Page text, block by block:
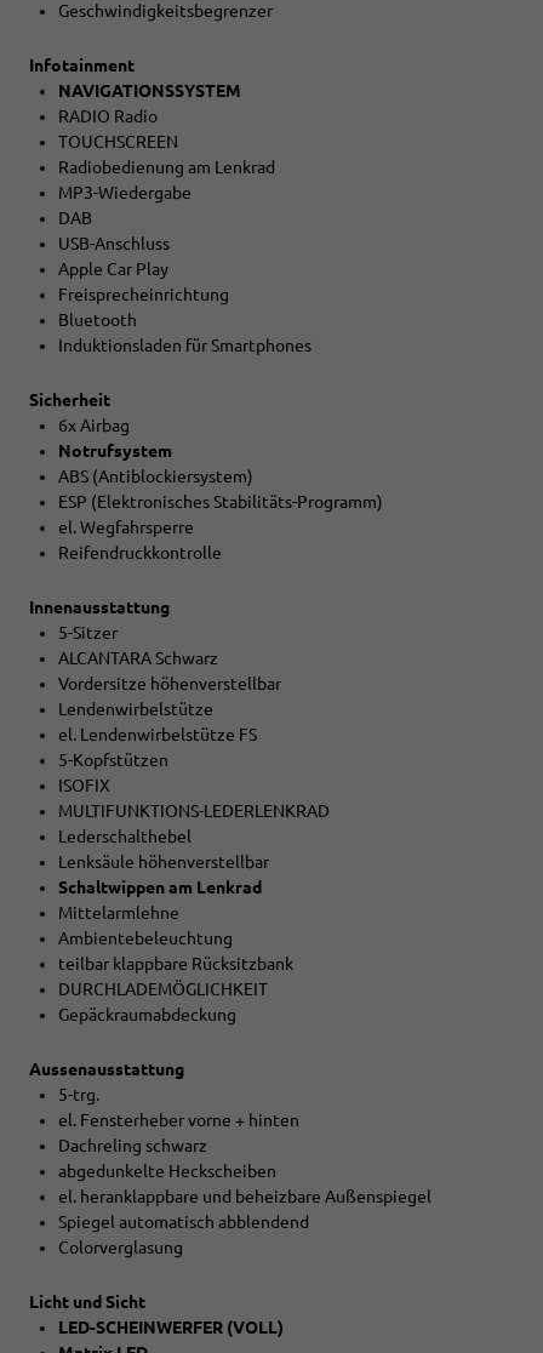
Geschwindigkeitsbegrenzer
Infotainment
NAVIGATIONSSYSTEM
RADIO Radio
TOUCHSCREEN
Radiobedienung am Lenkrad
MP3-Wiedergabe
DAB
USB-Anschluss
Apple Car Play
Freisprecheinrichtung
Bluetooth
Induktionsladen für Smartphones
Sicherheit
6x Airbag
Notrufsystem
ABS (Antiblockiersystem)
ESP (Elektronisches Stabilitäts-Programm)
el. Wegfahrsperre
Reifendruckkontrolle
Innenausstattung
5-Sitzer
ALCANTARA Schwarz
Vordersitze höhenverstellbar
Lendenwirbelstütze
el. Lendenwirbelstütze FS
5-Kopfstützen
ISOFIX
MULTIFUNKTIONS-LEDERLENKRAD
Lederschalthebel
Lenksäule höhenverstellbar
Schaltwippen am Lenkrad
Mittelarmlehne
Ambientebeleuchtung
teilbar klappbare Rücksitzbank
DURCHLADEMÖGLICHKEIT
Gepäckraumabdeckung
Aussenausstattung
5-trg.
el. Fensterheber vorne + hinten
Dachreling schwarz
abgedunkelte Heckscheiben
el. heranklappbare und beheizbare Außenspiegel
Spiegel automatisch abblendend
Colorverglasung
Licht und Sicht
LED-SCHEINWERFER (VOLL)